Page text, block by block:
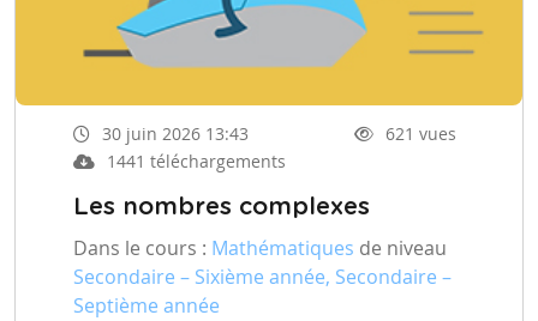
30 juin 2026 13:43
621 vues
1441 téléchargements
Les nombres complexes
Dans le cours : Mathématiques de niveau
Secondaire – Sixième année, Secondaire –
Septième année